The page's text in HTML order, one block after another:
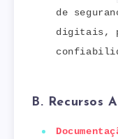
de
digitais,
B. Recursos